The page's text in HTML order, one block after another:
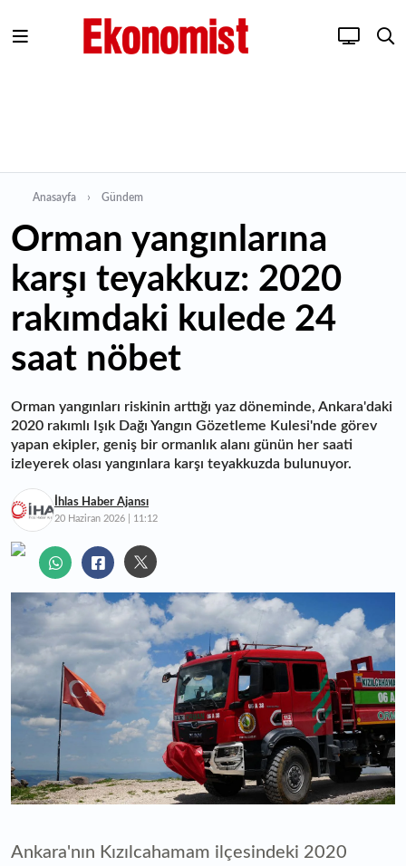
Anasayfa Gündem
Orman yangınlarına
karşı teyakkuz: 2020
rakımdaki kulede 24
saat nöbet
Orman yangınları riskinin arttığı yaz döneminde, Ankara'daki
2020 rakımlı Işık Dağı Yangın Gözetleme Kulesi'nde görev
yapan ekipler, geniş bir ormanlık alanı günün her saati
izleyerek olası yangınlara karşı teyakkuzda bulunuyor.
İhlas Haber Ajansı
20 Haziran 2026 | 11:12
Ankara'nın Kızılcahamam ilçesindeki 2020